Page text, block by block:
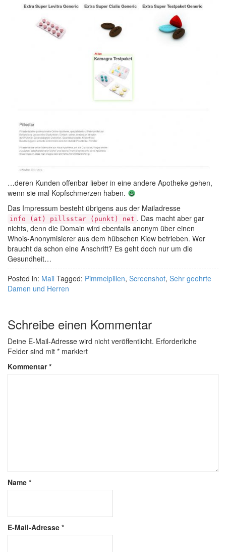
…deren Kunden offenbar lieber in eine andere Apotheke gehen,
wenn sie mal Kopfschmerzen haben.
Das Impressum besteht übrigens aus der Mailadresse
info (at) pillsstar (punkt) net . Das macht aber gar
nichts, denn die Domain wird ebenfalls anonym über einen
Whois-Anonymisierer aus dem hübschen Kiew betrieben. Wer
braucht da schon eine Anschrift? Es geht doch nur um die
Gesundheit…
Posted in: Mail Tagged: Pimmelpillen, Screenshot, Sehr geehrte
Damen und Herren
Schreibe einen Kommentar
Deine E-Mail-Adresse wird nicht veröffentlicht. Erforderliche
Felder sind mit * markiert
Kommentar*
Name *
E-Mail-Adresse *